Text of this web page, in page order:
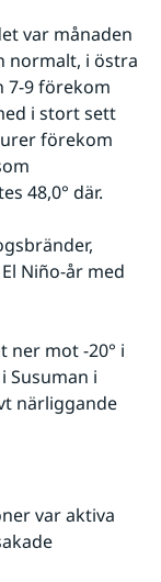
var månaden
normalt, i östra
7-9 förekom
i stort sett
förekom
48,0° där.
Niño-år med
ner mot -20° i
Susuman i
närliggande
var aktiva